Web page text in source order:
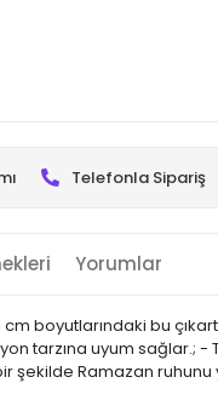
Telefonla Sipariş
Yorumlar
boyutlarındaki bu
tarzına uyum sağlar.; -
Ramazan ruhunu